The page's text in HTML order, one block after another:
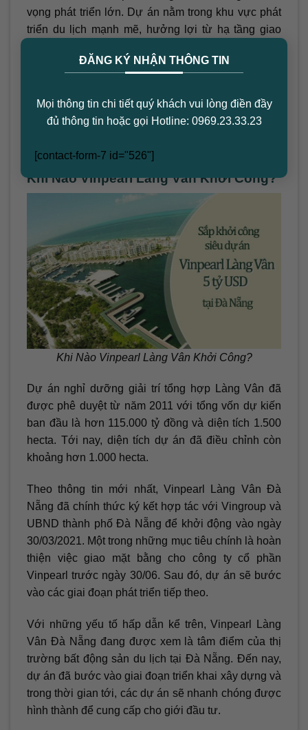
ĐĂNG KÝ NHẬN THÔNG TIN
Mọi thông tin chi tiết quý khách vui lòng điền đầy
đủ thông tin hoặc gọi Hotline: 0969.23.33.23
[contact-form-7 id="526"]
vọng phát triển lớn. Dự án nằm trong khu vực phát
triển du lịch mạnh mẽ, hưởng lợi từ hạ tầng giao
không ngừng tăng cao. Nhà đầu tư có cơ hội thu lời
nhiều hơn từ dự án này; đây thực sự là một món
Khi Nào Vinpearl Làng Vân Khởi Công?
Khi Nào Vinpearl Làng Vân Khởi Công?
Dự án nghỉ dưỡng giải trí tổng hợp Làng Vân đã
được phê duyệt từ năm 2011 với tổng vốn dự kiến
ban đầu là hơn 115.000 tỷ đồng và diện tích 1.500
hecta. Tới nay, diện tích dự án đã điều chỉnh còn
khoảng hơn 1.000 hecta.
Theo thông tin mới nhất, Vinpearl Làng Vân Đà
Nẵng đã chính thức ký kết hợp tác với Vingroup và
UBND thành phố Đà Nẵng để khởi động vào ngày
30/03/2021. Một trong những mục tiêu chính là hoàn
thiện việc giao mặt bằng cho công ty cổ phần
Vinpearl trước ngày 30/06. Sau đó, dự án sẽ bước
vào các giai đoạn phát triển tiếp theo.
Với những yếu tố hấp dẫn kể trên, Vinpearl Làng
Vân Đà Nẵng đang được xem là tâm điểm của thị
trường bất động sản du lịch tại Đà Nẵng. Đến nay,
dự án đã bước vào giai đoạn triển khai xây dựng và
trong thời gian tới, các dự án sẽ nhanh chóng được
hình thành để cung cấp cho giới đầu tư.